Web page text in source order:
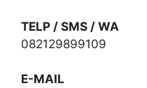
TELP / SMS / WA
082129899109
E-MAIL